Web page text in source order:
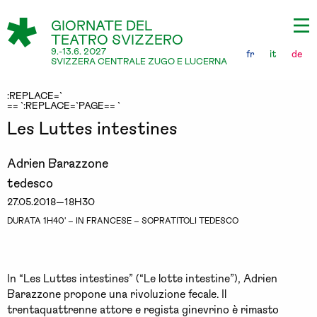
GIORNATE DEL
TEATRO SVIZZERO
9.-13.6. 2027
SVIZZERA CENTRALE ZUGO E LUCERNA
fr it de
:REPLACE=`
== `:REPLACE=`PAGE== `
Les Luttes intestines
Adrien Barazzone
tedesco
27.05.2018—18H30
DURATA 1H40' – IN FRANCESE – SOPRATITOLI TEDESCO
In “Les Luttes intestines” (“Le lotte intestine”), Adrien
Barazzone propone una rivoluzione fecale. Il
trentaquattrenne attore e regista ginevrino è rimasto